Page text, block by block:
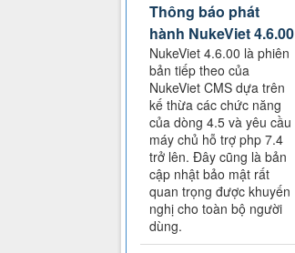
Thông báo phát
hành NukeViet 4.6.00
NukeViet 4.6.00 là phiên
bản tiếp theo của
NukeViet CMS dựa trên
kế thừa các chức năng
của dòng 4.5 và yêu cầu
máy chủ hỗ trợ php 7.4
trở lên. Đây cũng là bản
cập nhật bảo mật rất
quan trọng được khuyến
nghị cho toàn bộ người
dùng.